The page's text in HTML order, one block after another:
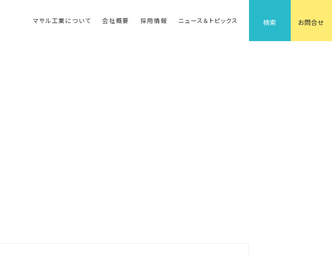
マサル工業について 会社概要 採用情報 ニュース＆トピックス 検索 お問合せ